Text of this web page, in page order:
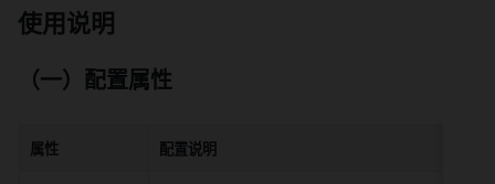
使用说明
（一）配置属性
属性 配置说明